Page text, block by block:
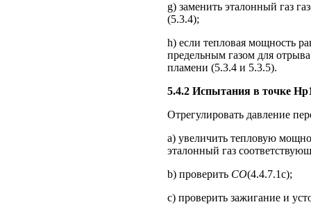
g) заменить эталонный газ
(5.3.4);
h) если тепловая мощность
предельным газом для
пламени (5.3.4 и 5.3.5).
5.4.2 Испытания в точке
Отрегулировать давление
a) увеличить тепловую
эталонный газ
b) проверить CO(4.4.7.1с);
c) проверить зажигание и